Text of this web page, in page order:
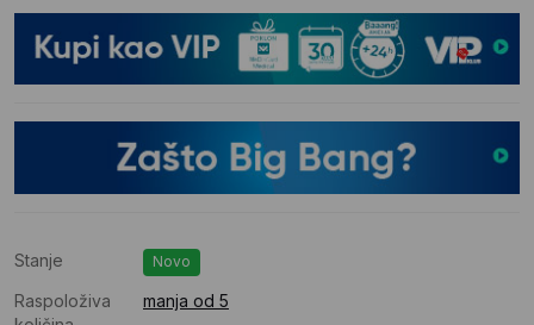
Stanje Novo
Raspoloživa
manja od 5